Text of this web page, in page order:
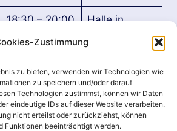
Zustimmung
zu bieten, verwenden wir Technologien wie
zu speichern und/oder darauf
Technologien zustimmst, können wir Daten
eindeutige IDs auf dieser Website verarbeiten.
nicht erteilst oder zurückziehst, können
Funktionen beeinträchtigt werden.
18:30 – 20:00
Uhr
Halle in